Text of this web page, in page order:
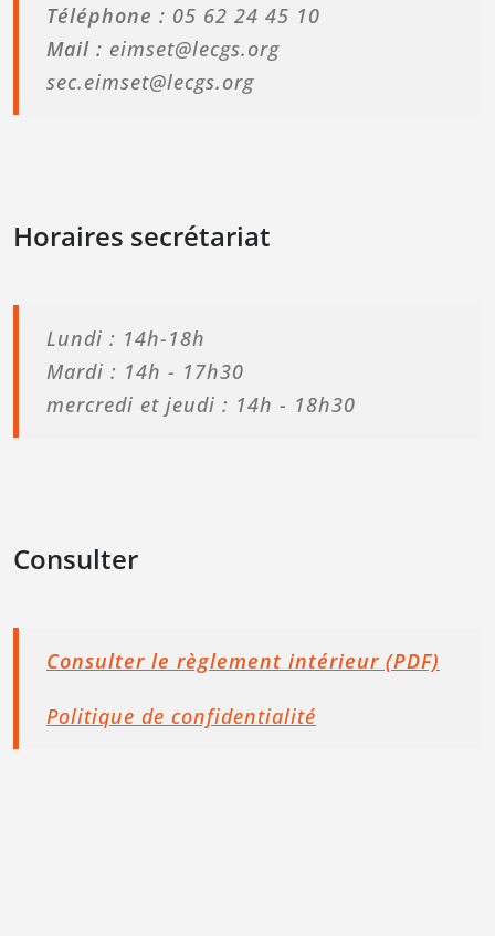
Téléphone : 05 62 24 45 10
Mail : eimset@lecgs.org
sec.eimset@lecgs.org
Horaires secrétariat
Lundi : 14h-18h
Mardi : 14h - 17h30
mercredi et jeudi : 14h - 18h30
Consulter
Consulter le règlement intérieur (PDF)
Politique de confidentialité